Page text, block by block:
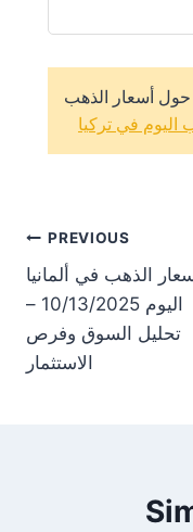
حول أسعار الذهب
اليوم في تركيا
PREVIOUS
الذهب في ألمانيا
اليوم 10/13/2025 –
تحليل السوق وفرص
الاستثمار